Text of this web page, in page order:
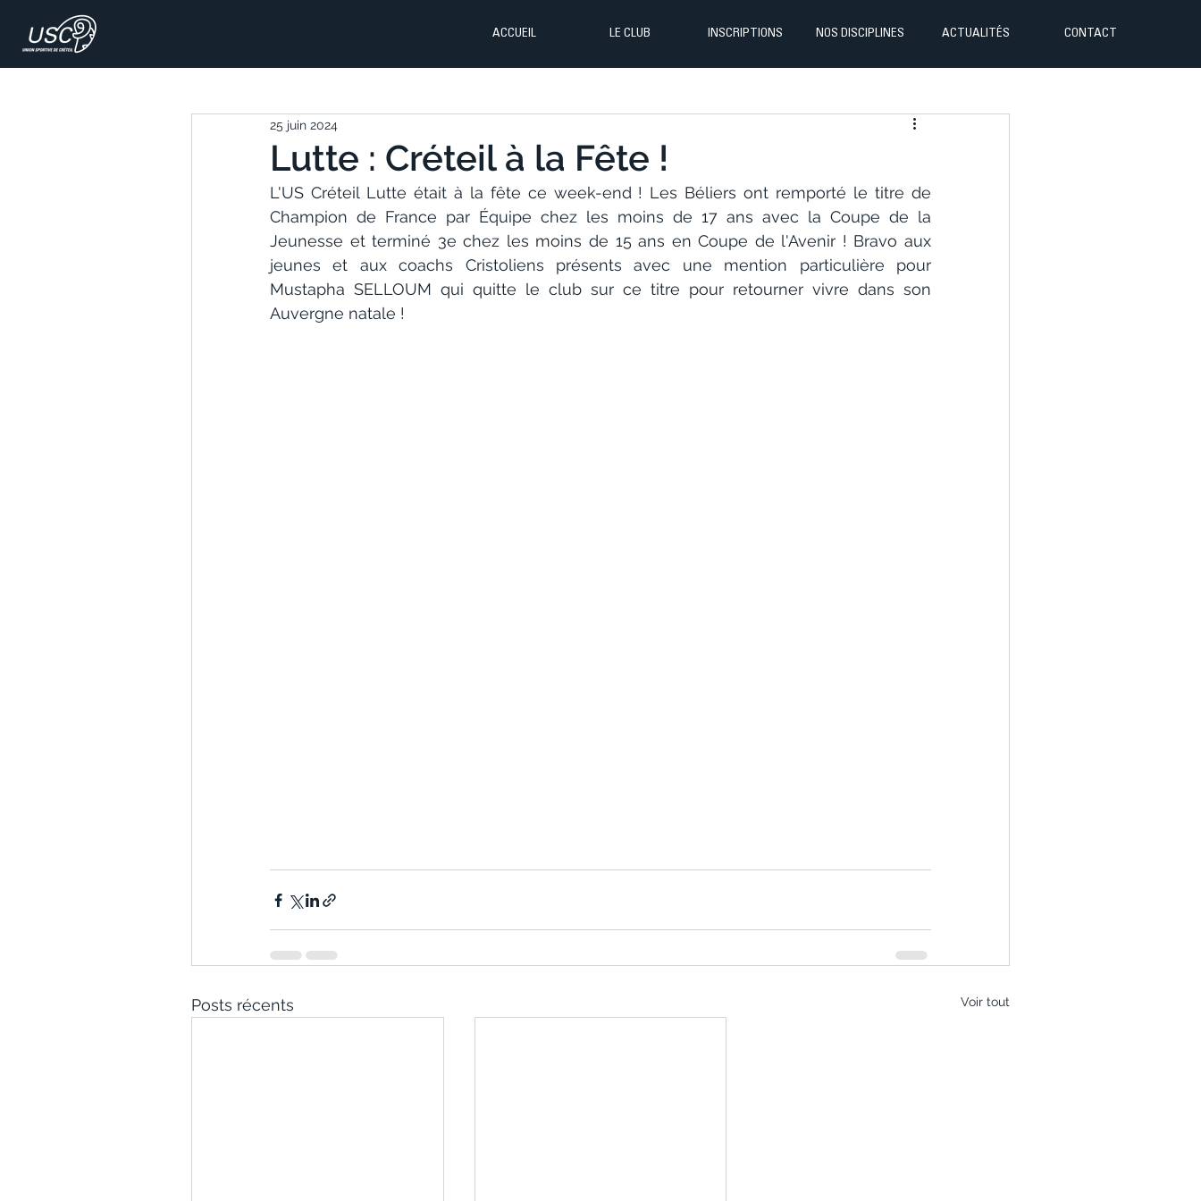
ACCUEIL LE CLUB INSCRIPTIONS NOS DISCIPLINES ACTUALITÉS CONTACT
Lutte : Créteil à la Fête !
25 juin 2024
L'US Créteil Lutte était à la fête ce week-end ! Les Béliers ont remporté le titre de
Champion de France par Équipe chez les moins de 17 ans avec la Coupe de la
Jeunesse et terminé 3e chez les moins de 15 ans en Coupe de l'Avenir ! Bravo aux
jeunes et aux coachs Cristoliens présents avec une mention particulière pour
Mustapha SELLOUM qui quitte le club sur ce titre pour retourner vivre dans son
Auvergne natale !
Posts récents Voir tout